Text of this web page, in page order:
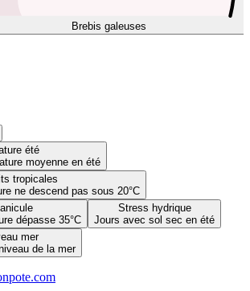
Brebis galeuses
été
moyenne en été
tropicales
ne descend pas sous 20°C
dépasse 35°C
Stress hydrique
Jours avec sol sec en été
mer
de la mer